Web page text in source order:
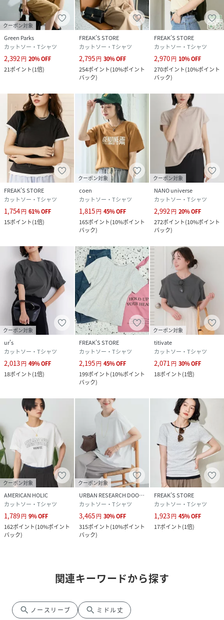
クーポン対象
Green Parks
カットソー・Tシャツ
2,392円 20%OFF
21ポイント(1倍)
FREAK’S STORE
カットソー・Tシャツ
2,795円 30%OFF
254ポイント(10%ポイント
バック)
FREAK’S STORE
カットソー・Tシャツ
2,970円 10%OFF
270ポイント(10%ポイント
バック)
FREAK’S STORE
カットソー・Tシャツ
1,754円 61%OFF
15ポイント(1倍)
クーポン対象
coen
カットソー・Tシャツ
1,815円 45%OFF
165ポイント(10%ポイント
バック)
クーポン対象
NANO universe
カットソー・Tシャツ
2,992 円 20%OFF
272ポイント(10%ポイント
バック)
クーポン対象
ur's
カットソー・Tシャツ
2,013円 49%OFF
18ポイント(1倍)
FREAK’S STORE
カットソー・Tシャツ
2,195円 45%OFF
199ポイント(10%ポイント
バック)
クーポン対象
titivate
カットソー・Tシャツ
2,071円 30%OFF
18ポイント(1倍)
クーポン対象
AMERICAN HOLIC
カットソー・Tシャツ
1,789円 9%OFF
162ポイント(10%ポイント
バック)
クーポン対象
URBAN RESEARCH DOORS
カットソー・Tシャツ
3,465円 30%OFF
315ポイント(10%ポイント
バック)
FREAK’S STORE
カットソー・Tシャツ
1,923円 45%OFF
17ポイント(1倍)
関連キーワードから探す
search ノースリーブ search ミドル丈